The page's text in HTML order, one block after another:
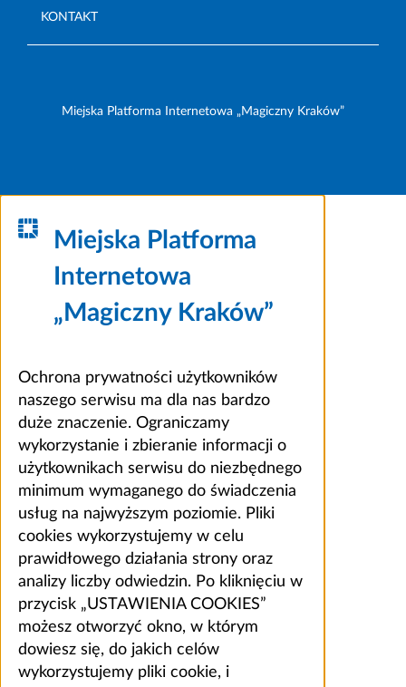
KONTAKT
Miejska Platforma Internetowa „Magiczny Kraków”
Miejska Platforma
Internetowa
„Magiczny Kraków”
Ochrona prywatności użytkowników
naszego serwisu ma dla nas bardzo
duże znaczenie. Ograniczamy
wykorzystanie i zbieranie informacji o
użytkownikach serwisu do niezbędnego
minimum wymaganego do świadczenia
usług na najwyższym poziomie. Pliki
cookies wykorzystujemy w celu
prawidłowego działania strony oraz
analizy liczby odwiedzin. Po kliknięciu w
przycisk „USTAWIENIA COOKIES”
możesz otworzyć okno, w którym
dowiesz się, do jakich celów
wykorzystujemy pliki cookie, i